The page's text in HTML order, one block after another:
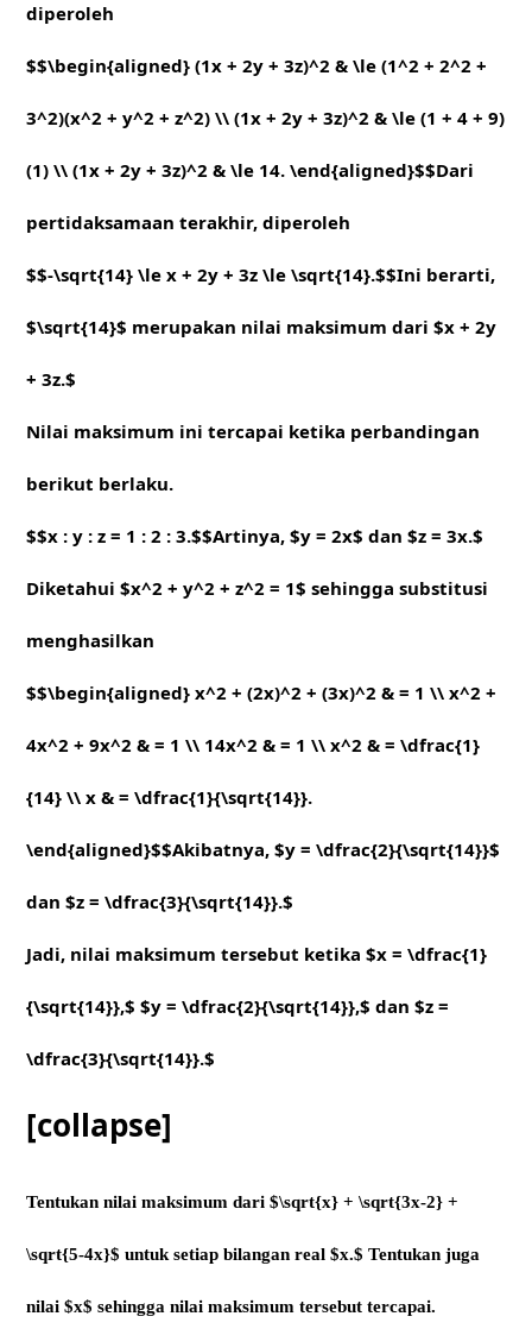
diperoleh
$$\begin{aligned} (1x + 2y + 3z)^2 & \le (1^2 + 2^2 +
3^2)(x^2 + y^2 + z^2) \\ (1x + 2y + 3z)^2 & \le (1 + 4 + 9)
(1) \\ (1x + 2y + 3z)^2 & \le 14. \end{aligned}$$Dari
pertidaksamaan terakhir, diperoleh
$$-\sqrt{14} \le x + 2y + 3z \le \sqrt{14}.$$Ini berarti,
$\sqrt{14}$ merupakan nilai maksimum dari $x + 2y
+ 3z.$
Nilai maksimum ini tercapai ketika perbandingan
berikut berlaku.
$$x : y : z = 1 : 2 : 3.$$Artinya, $y = 2x$ dan $z = 3x.$
Diketahui $x^2 + y^2 + z^2 = 1$ sehingga substitusi
menghasilkan
$$\begin{aligned} x^2 + (2x)^2 + (3x)^2 & = 1 \\ x^2 +
4x^2 + 9x^2 & = 1 \\ 14x^2 & = 1 \\ x^2 & = \dfrac{1}
{14} \\ x & = \dfrac{1}{\sqrt{14}}.
\end{aligned}$$Akibatnya, $y = \dfrac{2}{\sqrt{14}}$
dan $z = \dfrac{3}{\sqrt{14}}.$
Jadi, nilai maksimum tersebut ketika $x = \dfrac{1}
{\sqrt{14}},$ $y = \dfrac{2}{\sqrt{14}},$ dan $z =
\dfrac{3}{\sqrt{14}}.$
[collapse]
Tentukan nilai maksimum dari $\sqrt{x} + \sqrt{3x-2} +
\sqrt{5-4x}$ untuk setiap bilangan real $x.$ Tentukan juga
nilai $x$ sehingga nilai maksimum tersebut tercapai.